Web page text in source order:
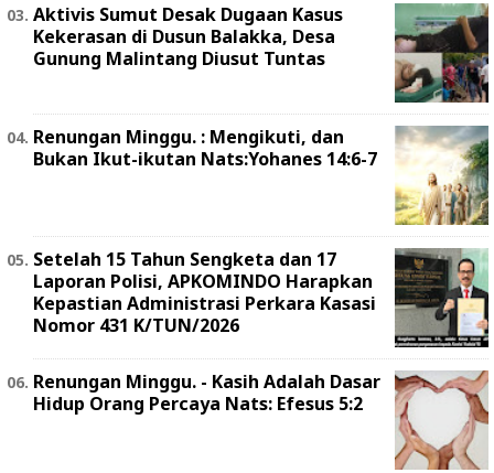
Aktivis Sumut Desak Dugaan Kasus
Kekerasan di Dusun Balakka, Desa
Gunung Malintang Diusut Tuntas
Renungan Minggu. : Mengikuti, dan
Bukan Ikut-ikutan Nats:Yohanes 14:6-7
Setelah 15 Tahun Sengketa dan 17
Laporan Polisi, APKOMINDO Harapkan
Kepastian Administrasi Perkara Kasasi
Nomor 431 K/TUN/2026
Renungan Minggu. - Kasih Adalah Dasar
Hidup Orang Percaya Nats: Efesus 5:2